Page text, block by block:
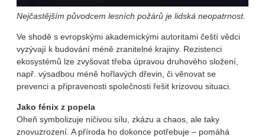
Nejčastějším původcem lesních požárů je lidská neopatrnost.
Ve shodě s evropskými akademickými autoritami čeští vědci
vyzývají k budování méně zranitelné krajiny. Rezistenci
ekosystémů lze zvyšovat třeba úpravou druhového složení,
např. výsadbou méně hořlavých dřevin, či věnovat se
prevenci a připravenosti společnosti řešit krizovou situaci.
Jako fénix z popela
Oheň symbolizuje ničivou sílu, zkázu a chaos, ale taky
znovuzrození. A příroda ho dokonce potřebuje – pomáhá